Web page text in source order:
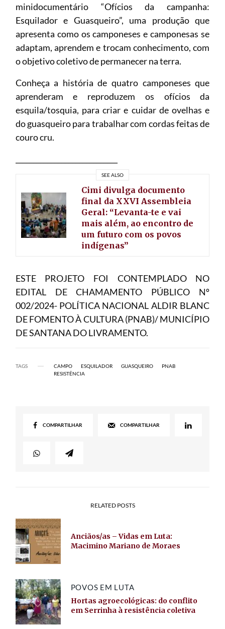
minidocumentário “Ofícios da campanha:
Esquilador e Guasqueiro”, uma produção que
apresenta como os camponeses e camponesas se
adaptam, aprendem e trocam conhecimento, com
o objetivo coletivo de permanecer na terra.
Conheça a história de quatro camponeses que
aprenderam e reproduzem os ofícios da
esquila/tosquia, para criar e cuidar de ovelhas e
do guasqueiro para trabalhar com cordas feitas de
couro cru.
SEE ALSO
Cimi divulga documento
final da XXVI Assembleia
Geral: “Levanta-te e vai
mais além, ao encontro de
um futuro com os povos
indígenas”
ESTE PROJETO FOI CONTEMPLADO NO
EDITAL DE CHAMAMENTO PÚBLICO Nº
002/2024- POLÍTICA NACIONAL ALDIR BLANC
DE FOMENTO À CULTURA (PNAB)/ MUNICÍPIO
DE SANTANA DO LIVRAMENTO.
TAGS CAMPO ESQUILADOR GUASQUEIRO
PNAB
RESISTÊNCIA
COMPARTILHAR COMPARTILHAR
RELATED POSTS
Anciãos/as – Vidas em Luta:
Macimino Mariano de Moraes
POVOS EM LUTA
Hortas agroecológicas: do conflito
em Serrinha à resistência coletiva